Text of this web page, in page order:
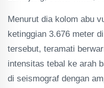
Menurut dia kolom abu
ketinggian 3.676 meter
tersebut, teramati
intensitas tebal ke arah
di seismograf dengan